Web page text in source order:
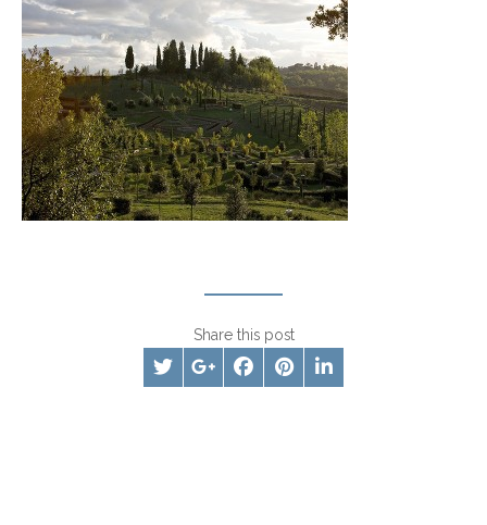
Share this post